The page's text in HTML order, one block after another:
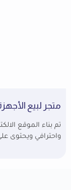
متجر لبيع
تم بناء الموقع
واحترافي ويحتوى